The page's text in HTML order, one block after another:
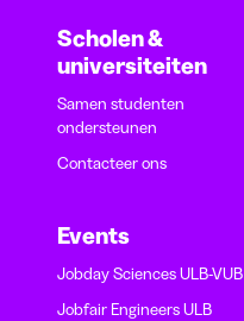
Scholen &
universiteiten
Samen studenten
ondersteunen
Contacteer ons
Events
Jobday Sciences ULB-VUB
Jobfair Engineers ULB